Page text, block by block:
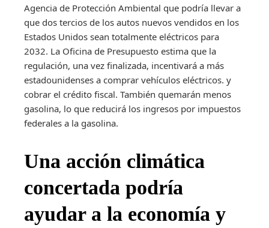
Agencia de Protección Ambiental que podría llevar a
que dos tercios de los autos nuevos vendidos en los
Estados Unidos sean totalmente eléctricos para
2032. La Oficina de Presupuesto estima que la
regulación, una vez finalizada, incentivará a más
estadounidenses a comprar vehículos eléctricos. y
cobrar el crédito fiscal. También quemarán menos
gasolina, lo que reducirá los ingresos por impuestos
federales a la gasolina.
Una acción climática
concertada podría
ayudar a la economía y